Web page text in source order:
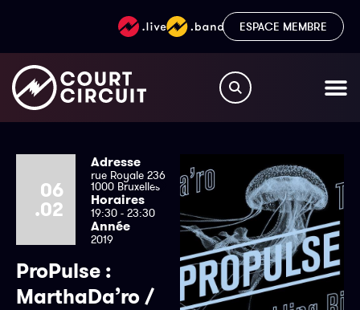
ESPACE MEMBRE
06
.02
Adresse
rue Royale 236
1000 Bruxelles
Horaires
19:30 - 23:30
Année
2019
ProPulse :
MarthaDa’ro /